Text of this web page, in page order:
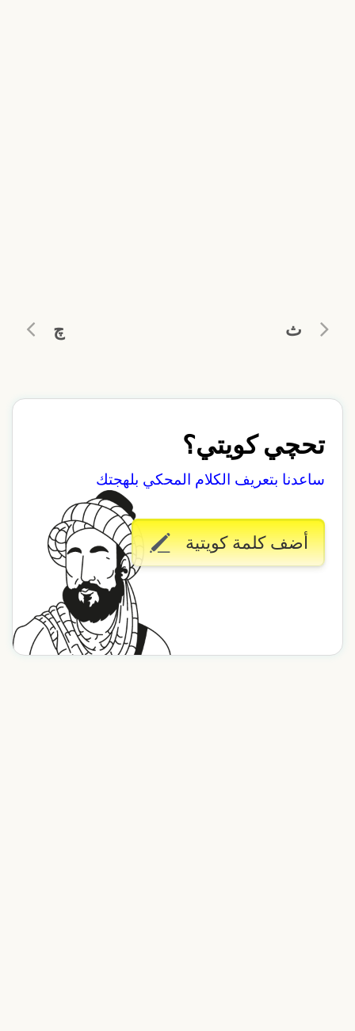
ث چ
تحچي كويتي؟
ساعدنا بتعريف الكلام المحكي بلهجتك
أضف كلمة كويتية